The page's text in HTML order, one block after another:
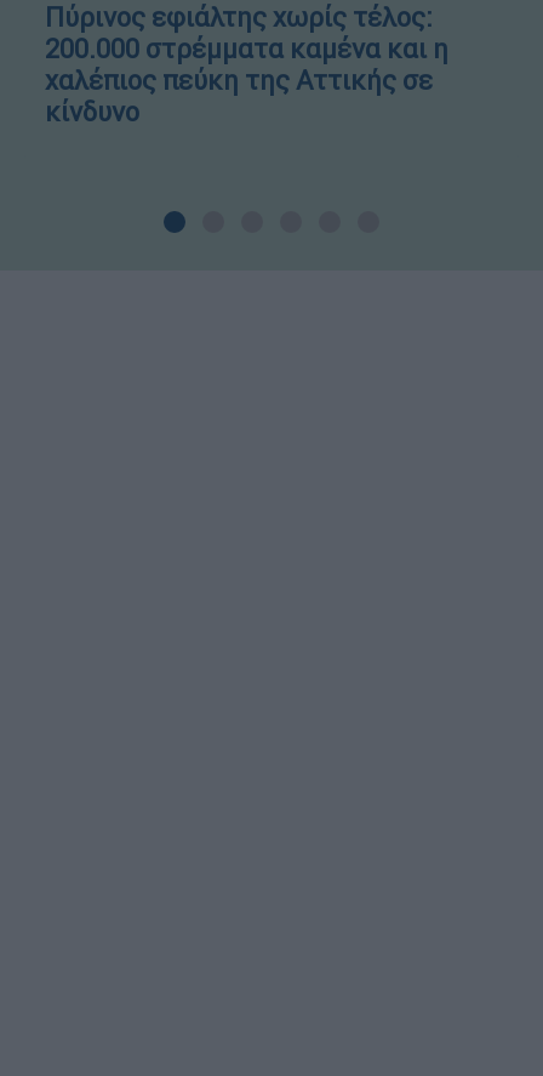
Πύρινος εφιάλτης χωρίς τέλος:
200.000 στρέμματα καμένα και η
χαλέπιος πεύκη της Αττικής σε
κίνδυνο